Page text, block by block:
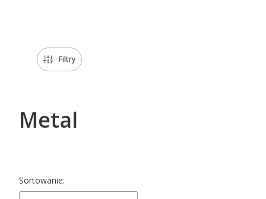
Filtry
Metal
Lista produktów
Sortowanie: